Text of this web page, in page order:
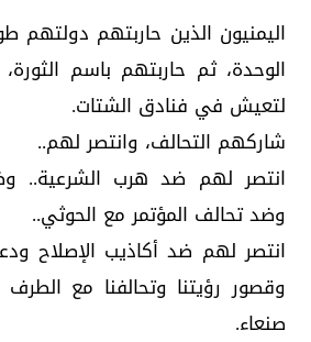
اليمنيون الذين حاربتهم دولتهم
الوحدة، ثم حاربتهم باسم
لتعيش في فنادق الشتات.
شاركهم التحالف، وانتصر لهم..
انتصر لهم ضد هرب الشرعية..
وضد تحالف المؤتمر مع الحوثي..
انتصر لهم ضد أكاذيب الإصلاح
وقصور رؤيتنا وتحالفنا مع
صنعاء.